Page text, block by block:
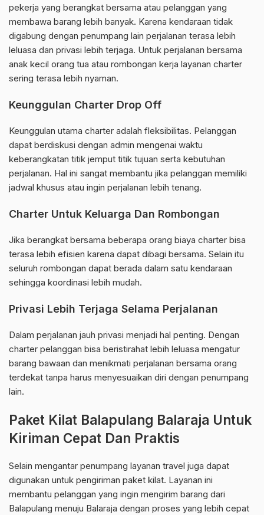
pekerja yang berangkat bersama atau pelanggan yang
membawa barang lebih banyak. Karena kendaraan tidak
digabung dengan penumpang lain perjalanan terasa lebih
leluasa dan privasi lebih terjaga. Untuk perjalanan bersama
anak kecil orang tua atau rombongan kerja layanan charter
sering terasa lebih nyaman.
Keunggulan Charter Drop Off
Keunggulan utama charter adalah fleksibilitas. Pelanggan
dapat berdiskusi dengan admin mengenai waktu
keberangkatan titik jemput titik tujuan serta kebutuhan
perjalanan. Hal ini sangat membantu jika pelanggan memiliki
jadwal khusus atau ingin perjalanan lebih tenang.
Charter Untuk Keluarga Dan Rombongan
Jika berangkat bersama beberapa orang biaya charter bisa
terasa lebih efisien karena dapat dibagi bersama. Selain itu
seluruh rombongan dapat berada dalam satu kendaraan
sehingga koordinasi lebih mudah.
Privasi Lebih Terjaga Selama Perjalanan
Dalam perjalanan jauh privasi menjadi hal penting. Dengan
charter pelanggan bisa beristirahat lebih leluasa mengatur
barang bawaan dan menikmati perjalanan bersama orang
terdekat tanpa harus menyesuaikan diri dengan penumpang
lain.
Paket Kilat Balapulang Balaraja Untuk
Kiriman Cepat Dan Praktis
Selain mengantar penumpang layanan travel juga dapat
digunakan untuk pengiriman paket kilat. Layanan ini
membantu pelanggan yang ingin mengirim barang dari
Balapulang menuju Balaraja dengan proses yang lebih cepat